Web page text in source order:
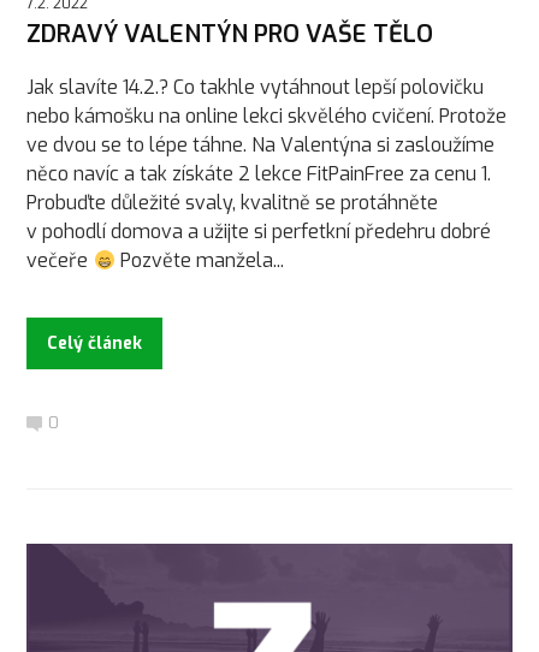
ZDRAVÝ VALENTÝN PRO VAŠE TĚLO
Jak slavíte 14.2.? Co takhle vytáhnout lepší polovičku
nebo kámošku na online lekci skvělého cvičení. Protože
ve dvou se to lépe táhne. Na Valentýna si zasloužíme
něco navíc a tak získáte 2 lekce FitPainFree za cenu 1.
Probuďte důležité svaly, kvalitně se protáhněte
v pohodlí domova a užijte si perfetkní předehru dobré
večeře
Pozvěte manžela...
Celý článek
0